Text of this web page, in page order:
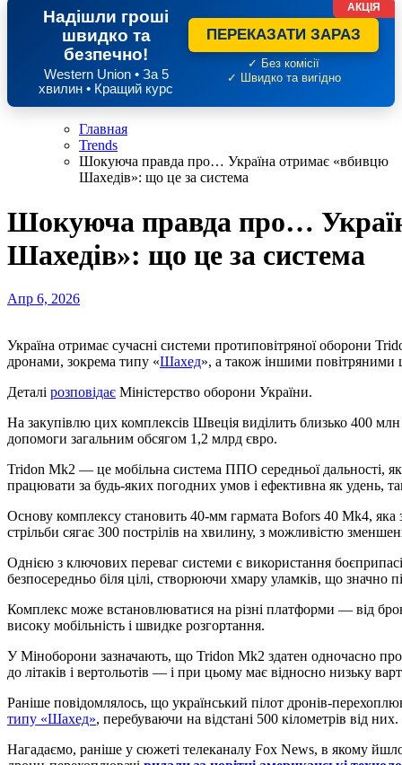
Надішли гроші
швидко та
безпечно!
Western Union • За 5
хвилин • Кращий курс
ПЕРЕКАЗАТИ ЗАРАЗ
✓ Без комісії
✓ Швидко та вигідно
АКЦІЯ
Главная
Trends
Шокуюча правда про… Україна отримає «вбивцю
Шахедів»: що це за система
Шокуюча правда про…
Шахедів»: що це за система
Апр 6, 2026
Україна отримає сучасні системи протиповітряної оборони Tridon Mk2 від Швеції, які призначені для боротьби з
дронами, зокрема типу «Шахед», а також іншими повітряними
Деталі розповідає Міністерство оборони України.
На закупівлю цих комплексів Швеція виділить близько 400
допомоги загальним обсягом 1,2 млрд євро.
Tridon Mk2 — це мобільна система ППО середньої дальності,
працювати за будь-яких погодних умов і ефективна як удень,
Основу комплексу становить 40-мм гармата Bofors 40 Mk4, яка
стрільби сягає 300 пострілів на хвилину, з можливістю
Однією з ключових переваг системи є використання
безпосередньо біля цілі, створюючи хмару уламків, що значно
Комплекс може встановлюватися на різні платформи — від
високу мобільність і швидке розгортання.
У Міноборони зазначають, що Tridon Mk2 здатен одночасно
до літаків і вертольотів — і при цьому має відносно низьку
Раніше повідомлялось, що український пілот дронів-
типу «Шахед», перебуваючи на відстані 500 кілометрів від них.
Нагадаємо, раніше у сюжеті телеканалу Fox News, в якому